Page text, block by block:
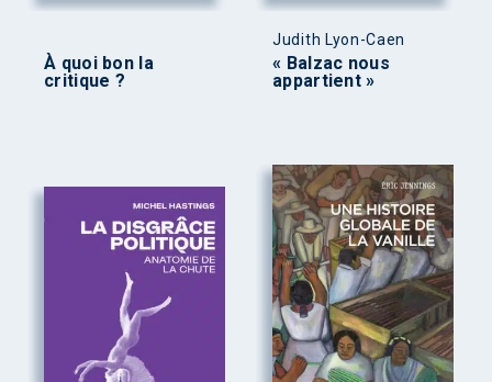
À quoi bon la
critique ?
Judith Lyon-Caen
« Balzac nous
appartient »